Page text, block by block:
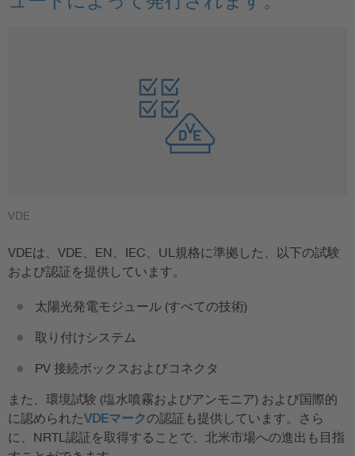
VDE
VDEは、VDE、EN、IEC、UL規格に準拠した、以下の試験
および認証を提供しています。
太陽光発電モジュール (すべての技術)
取り付けシステム
PV 接続ボックスおよびコネクタ
また、環境試験 (塩水噴霧およびアンモニア) および国際的
に認められたVDEマークの認証も提供しています。さら
に、NRTL認証を取得することで、北米市場への進出も目指